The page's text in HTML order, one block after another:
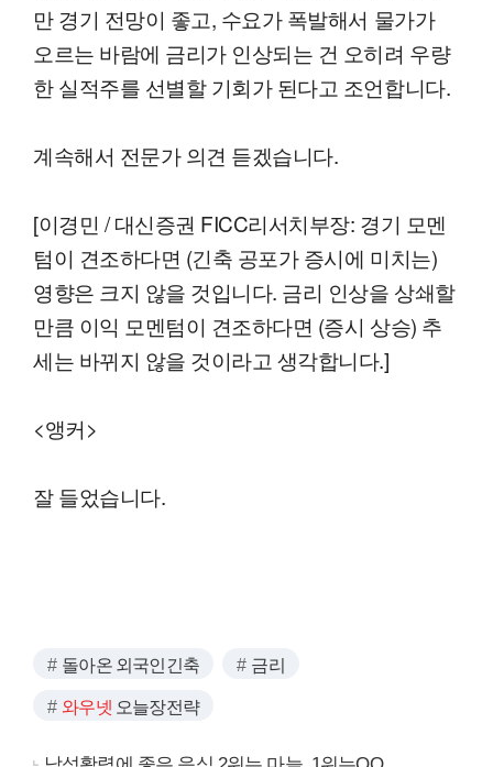
만 경기 전망이 좋고, 수요가 폭발해서 물가가
오르는 바람에 금리가 인상되는 건 오히려 우량
한 실적주를 선별할 기회가 된다고 조언합니다.
계속해서 전문가 의견 듣겠습니다.
[이경민 / 대신증권 FICC리서치부장: 경기 모멘
텀이 견조하다면 (긴축 공포가 증시에 미치는)
영향은 크지 않을 것입니다. 금리 인상을 상쇄할
만큼 이익 모멘텀이 견조하다면 (증시 상승) 추
세는 바뀌지 않을 것이라고 생각합니다.]
<앵커>
잘 들었습니다.
돌아온 외국인긴축 금리
와우넷 오늘장전략